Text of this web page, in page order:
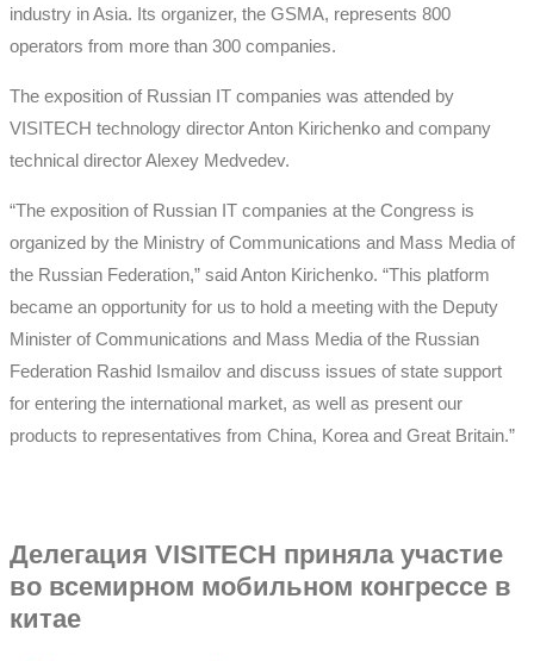
industry in Asia. Its organizer, the GSMA, represents 800
operators from more than 300 companies.
The exposition of Russian IT companies was attended by
VISITECH technology director Anton Kirichenko and company
technical director Alexey Medvedev.
“The exposition of Russian IT companies at the Congress is
organized by the Ministry of Communications and Mass Media of
the Russian Federation,” said Anton Kirichenko. “This platform
became an opportunity for us to hold a meeting with the Deputy
Minister of Communications and Mass Media of the Russian
Federation Rashid Ismailov and discuss issues of state support
for entering the international market, as well as present our
products to representatives from China, Korea and Great Britain.”
Делегация VISITECH приняла участие
во всемирном мобильном конгрессе в
китае